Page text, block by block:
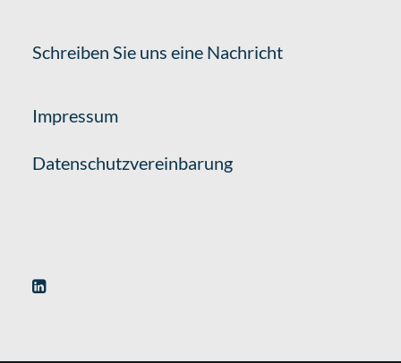
Schreiben Sie uns eine Nachricht
Impressum
Datenschutzvereinbarung